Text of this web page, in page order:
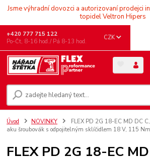
Jsme výhradní dovozci a autorizovaní prodejci
topidel Veltron Hipers
CZK
+420 777 715 122
Po-Čt, 8-16 hod./ Pá 8-13 hod.
Úvod NOVINKY
FLEX PD 2G 18-EC MD DC
aku šroubovák s odpojitelným sklíčidlem 18 V, 115 Nm
FLEX PD 2G 18-EC